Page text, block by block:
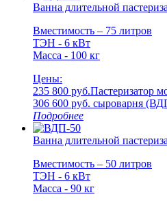
Ванна длительной
Вместимость – 75 литров
ТЭН - 6 кВт
Масса - 100 кг
Цены:
235 800 руб.Пастеризатор
306 600 руб. cыроварня
Подробнее
Ванна длительной
Вместимость – 50 литров
ТЭН - 6 кВт
Масса - 90 кг